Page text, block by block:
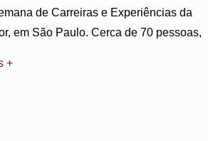
de Carreiras e Experiências da
em São Paulo. Cerca de 70 pessoas,
+